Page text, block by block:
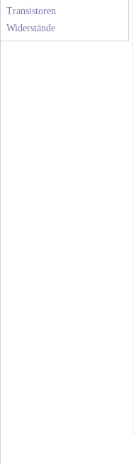
Transistoren
Widerstände